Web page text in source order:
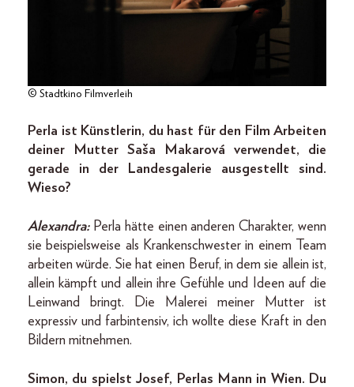
© Stadtkino Filmverleih
Perla ist Künstlerin, du hast für den Film Arbeiten
deiner Mutter Saša Makarová verwendet, die
gerade in der Landesgalerie ausgestellt sind.
Wieso?
Alexandra: Perla hätte einen anderen Charakter, wenn
sie beispielsweise als Krankenschwester in einem Team
arbeiten würde. Sie hat einen Beruf, in dem sie allein ist,
allein kämpft und allein ihre Gefühle und Ideen auf die
Leinwand bringt. Die Malerei meiner Mutter ist
expressiv und farbintensiv, ich wollte diese Kraft in den
Bildern mitnehmen.
Simon, du spielst Josef, Perlas Mann in Wien. Du